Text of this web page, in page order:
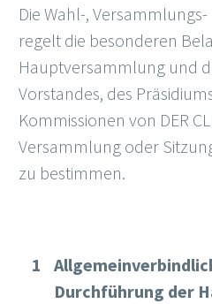
Die Wahl-,
regelt die besonderen
Hauptversammlung und
Vorstandes, des
Kommissionen von DER
Versammlung oder
zu bestimmen.
Durchführung der